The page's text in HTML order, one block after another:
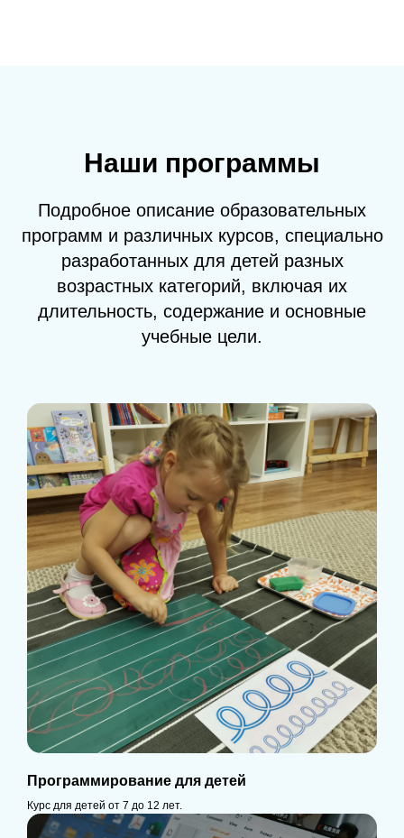
Наши программы
Подробное описание образовательных
программ и различных курсов, специально
разработанных для детей разных
возрастных категорий, включая их
длительность, содержание и основные
учебные цели.
Программирование для детей
Курс для детей от 7 до 12 лет.